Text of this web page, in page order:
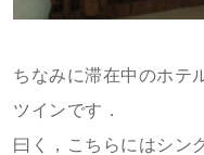
ちなみに滞在中のホテ
ツインです．
曰く，こちらにはシン